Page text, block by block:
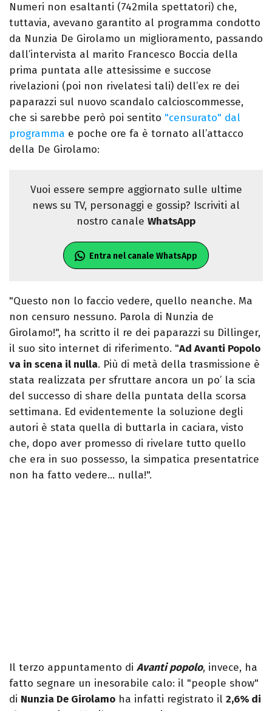
Numeri non esaltanti (742mila spettatori) che,
tuttavia, avevano garantito al programma condotto
da Nunzia De Girolamo un miglioramento, passando
dall’intervista al marito Francesco Boccia della
prima puntata alle attesissime e succose
rivelazioni (poi non rivelatesi tali) dell’ex re dei
paparazzi sul nuovo scandalo calcioscommesse,
che si sarebbe però poi sentito "censurato" dal
programma e poche ore fa è tornato all’attacco
della De Girolamo:
Vuoi essere sempre aggiornato sulle ultime
news su TV, personaggi e gossip? Iscriviti al
nostro canale WhatsApp
Entra nel canale WhatsApp
"Questo non lo faccio vedere, quello neanche. Ma
non censuro nessuno. Parola di Nunzia de
Girolamo!", ha scritto il re dei paparazzi su Dillinger,
il suo sito internet di riferimento. "Ad Avanti Popolo
va in scena il nulla. Più di metà della trasmissione è
stata realizzata per sfruttare ancora un po’ la scia
del successo di share della puntata della scorsa
settimana. Ed evidentemente la soluzione degli
autori è stata quella di buttarla in caciara, visto
che, dopo aver promesso di rivelare tutto quello
che era in suo possesso, la simpatica presentatrice
non ha fatto vedere… nulla!".
Il terzo appuntamento di Avanti popolo, invece, ha
fatto segnare un inesorabile calo: il "people show"
di Nunzia De Girolamo ha infatti registrato il 2,6% di